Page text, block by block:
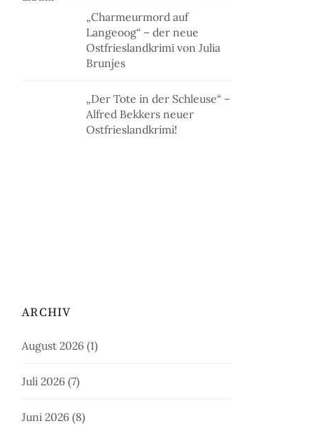
„Charmeurmord auf
Langeoog“ – der neue
Ostfrieslandkrimi von Julia
Brunjes
„Der Tote in der Schleuse“ –
Alfred Bekkers neuer
Ostfrieslandkrimi!
ARCHIV
August 2026 (1)
Juli 2026 (7)
Juni 2026 (8)